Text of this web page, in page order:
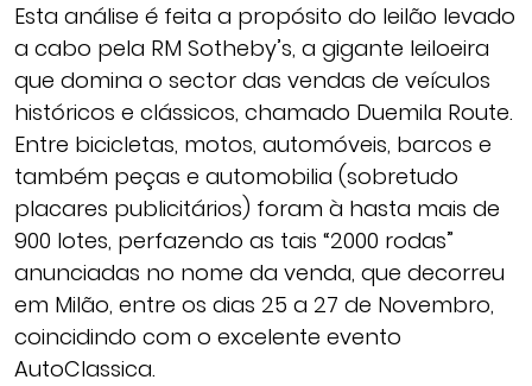
Esta análise é feita a propósito do leilão levado
a cabo pela RM Sotheby’s, a gigante leiloeira
que domina o sector das vendas de veículos
históricos e clássicos, chamado Duemila Route.
Entre bicicletas, motos, automóveis, barcos e
também peças e automobilia (sobretudo
placares publicitários) foram à hasta mais de
900 lotes, perfazendo as tais “2000 rodas”
anunciadas no nome da venda, que decorreu
em Milão, entre os dias 25 a 27 de Novembro,
coincidindo com o excelente evento
AutoClassica.